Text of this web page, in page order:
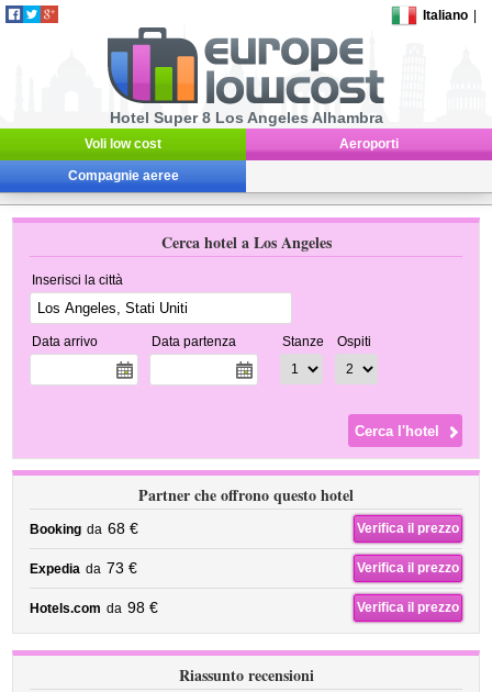
Italiano
Hotel Super 8 Los Angeles Alhambra
Voli low cost Aeroporti
Compagnie aeree
Cerca hotel a Los Angeles
Inserisci la città
Data arrivo Data partenza Stanze Ospiti
Partner che offrono questo hotel
Booking da 68 € Verifica il prezzo
Expedia da 73 € Verifica il prezzo
Hotels.com da 98 € Verifica il prezzo
Riassunto recensioni